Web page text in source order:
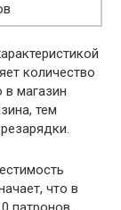
количество
магазин
тем
что в